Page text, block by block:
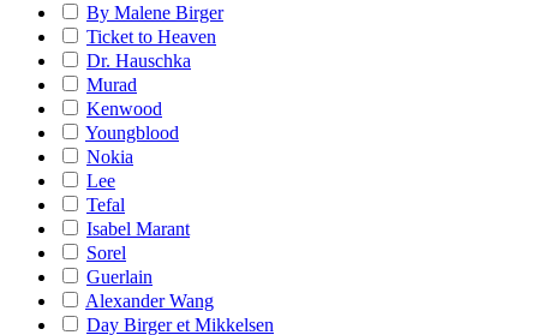
By Malene Birger
Ticket to Heaven
Dr. Hauschka
Murad
Kenwood
Youngblood
Nokia
Lee
Tefal
Isabel Marant
Sorel
Guerlain
Alexander Wang
Day Birger et Mikkelsen